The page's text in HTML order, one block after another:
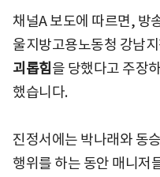
채널A 보도에 따르면, 방
울지방고용노동청 강남
괴롭힘 을 당했다고 주장
했습니다.
진정서에는 박나래와 동
행위를 하는 동안 매니저